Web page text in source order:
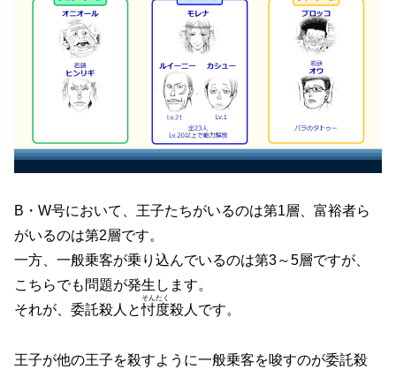
B・W号において、王子たちがいるのは第1層、富裕者ら
がいるのは第2層です。
一方、一般乗客が乗り込んでいるのは第3～5層ですが、
こちらでも問題が発生します。
それが、委託殺人と忖度
そんたく
殺人です。
王子が他の王子を殺すように一般乗客を唆すのが委託殺